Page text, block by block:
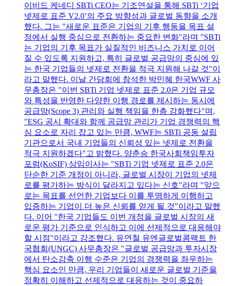
이비드 케네디 SBTi CEO는 기조연설을 통해 SBTi ‘기업
넷제로 표준 V2.0’의 주요 방향성과 글로벌 동향을 소개
했다. 그는 "새로운 표준은 기업의 기후 행동을 목표 설
정에서 실행 중심으로 전환하는 중요한 변화"라며 "SBTi
는 기업의 기후 목표가 실질적인 비즈니스 가치로 이어
질 수 있도록 지원하고, 특히 글로벌 공급망의 중심에 있
는 한국 기업들의 넷제로 전환을 적극 지원해 나갈 것"이
라고 말했다. 이날 간담회에 참석한 박민혜 한국WWF 사
무총장은 "이번 SBTi 기업 넷제로 표준 2.0은 기업 규모
와 특성을 반영한 다양한 이행 경로를 제시하는 동시에
공급망(Scope 3) 관리와 실행 책임을 한층 강화했다"며,
"ESG 공시 확대와 함께 공급망 관리가 기업 경쟁력의 핵
심 요소로 자리 잡고 있는 만큼, WWF는 SBTi 공동 설립
기관으로서 국내 기업들의 신뢰성 있는 넷제로 전환을
적극 지원하겠다"고 밝혔다. 양춘승 한국사회책임투자
포럼(KoSIF) 상임이사는 "SBTi 기업 넷제로 표준 2.0은
단순한 기준 개정이 아니라, 글로벌 시장이 기업의 넷제
로를 평가하는 방식이 달라지고 있다는 신호"라며 "앞으
로는 목표를 선언한 기업보다 이를 투명하게 이행하고
입증하는 기업이 더 높은 신뢰를 얻게 될 것"이라고 말했
다. 이어 "한국 기업들도 이번 개정을 글로벌 시장의 새
로운 평가 기준으로 인식하고 이에 선제적으로 대응해야
할 시점"이라고 강조했다. 유연철 유엔글로벌콤팩트 한
국협회(UNGC) 사무총장은 "글로벌 공급망과 투자시장
에서 탄소감축 이행 수준은 기업의 경쟁력을 좌우하는
핵심 요소인 만큼, 우리 기업들이 새로운 글로벌 기준을
정확히 이해하고 선제적으로 대응하는 것이 중요하